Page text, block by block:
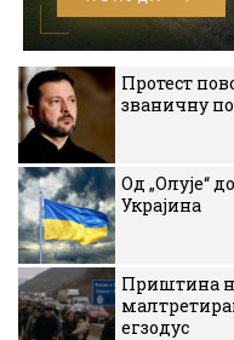
Протест
званичну
Од „Олује“
Украјина
Приштина
егзодус